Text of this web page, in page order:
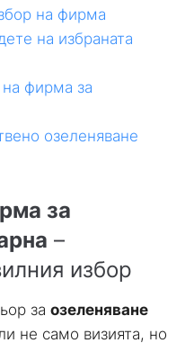
на фирма
на избраната
фирма за
озеленяване
за
–
избор
за озеленяване
не само визията, но